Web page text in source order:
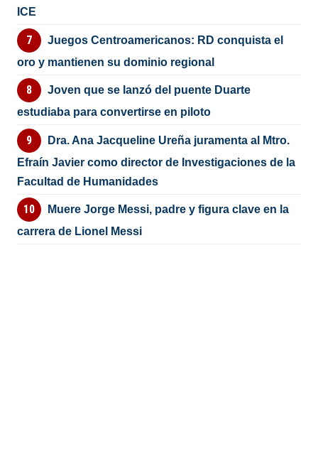
ICE
Juegos Centroamericanos: RD conquista el
oro y mantienen su dominio regional
Joven que se lanzó del puente Duarte
estudiaba para convertirse en piloto
Dra. Ana Jacqueline Ureña juramenta al Mtro.
Efraín Javier como director de Investigaciones de la
Facultad de Humanidades
Muere Jorge Messi, padre y figura clave en la
carrera de Lionel Messi